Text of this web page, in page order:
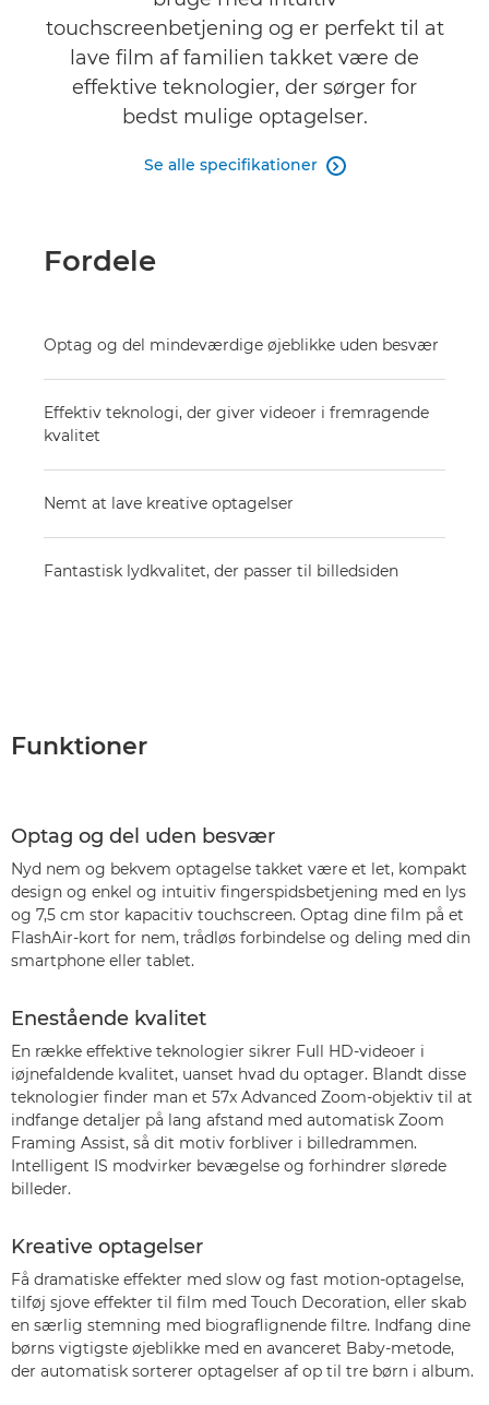
touchscreenbetjening og er perfekt til at
lave film af familien takket være de
effektive teknologier, der sørger for
bedst mulige optagelser.
Se alle specifikationer 
Fordele
Optag og del mindeværdige øjeblikke uden besvær
Effektiv teknologi, der giver videoer i fremragende
kvalitet
Nemt at lave kreative optagelser
Fantastisk lydkvalitet, der passer til billedsiden
Funktioner
Optag og del uden besvær
Nyd nem og bekvem optagelse takket være et let, kompakt
design og enkel og intuitiv fingerspidsbetjening med en lys
og 7,5 cm stor kapacitiv touchscreen. Optag dine film på et
FlashAir-kort for nem, trådløs forbindelse og deling med din
smartphone eller tablet.
Enestående kvalitet
En række effektive teknologier sikrer Full HD-videoer i
iøjnefaldende kvalitet, uanset hvad du optager. Blandt disse
teknologier finder man et 57x Advanced Zoom-objektiv til at
indfange detaljer på lang afstand med automatisk Zoom
Framing Assist, så dit motiv forbliver i billedrammen.
Intelligent IS modvirker bevægelse og forhindrer slørede
billeder.
Kreative optagelser
Få dramatiske effekter med slow og fast motion-optagelse,
tilføj sjove effekter til film med Touch Decoration, eller skab
en særlig stemning med biograflignende filtre. Indfang dine
børns vigtigste øjeblikke med en avanceret Baby-metode,
der automatisk sorterer optagelser af op til tre børn i album.